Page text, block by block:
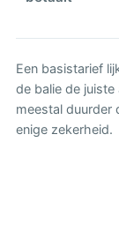
Een basistarief
de balie de
meestal duurder
enige zekerheid.